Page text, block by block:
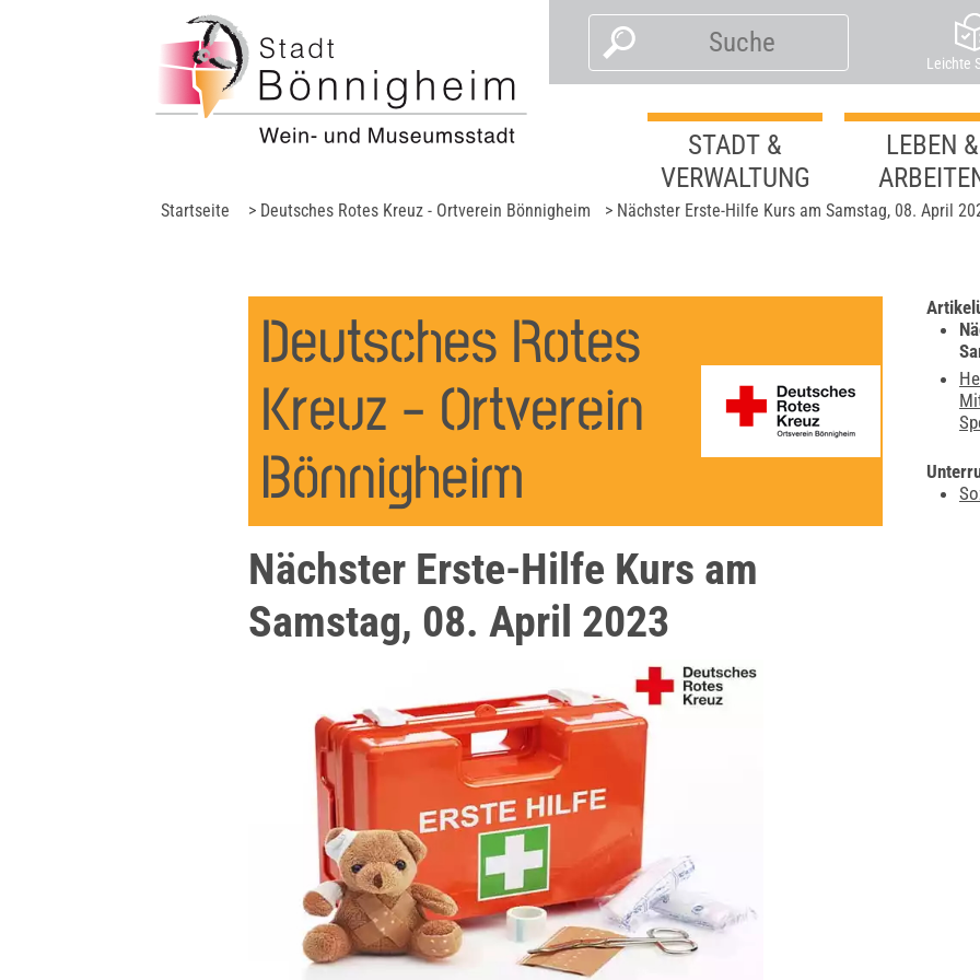
Leichte
STADT &
VERWALTUNG
LEBEN &
Startseite > Deutsches Rotes Kreuz - Ortverein Bönnigheim > Nächster Erste-Hilfe Kurs am Samstag, 08. April
Deutsches Rotes
Kreuz - Ortverein
Bönnigheim
Nächster Erste-Hilfe Kurs am
Samstag, 08. April 2023